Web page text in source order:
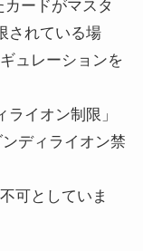
ードがマスタ
されている場
ュレーションを
イオン制限」
ンディライオン禁
可としていま